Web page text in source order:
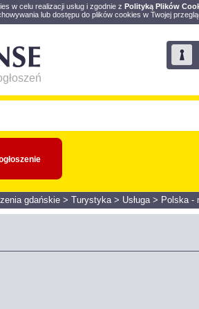
w celu realizacji usług i zgodnie z Polityką Plików
lub dostępu do plików cookies w Twojej
gdańskie > Turystyka> Usługa> Polska -